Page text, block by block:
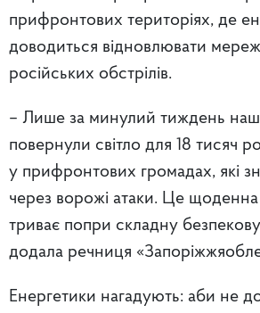
прифронтових територіях, де
доводиться відновлювати
російських обстрілів.
– Лише за минулий тиждень
повернули світло для 18 тисяч
у прифронтових громадах, які
через ворожі атаки. Це
триває попри складну
додала речниця
Енергетики нагадують: аби не